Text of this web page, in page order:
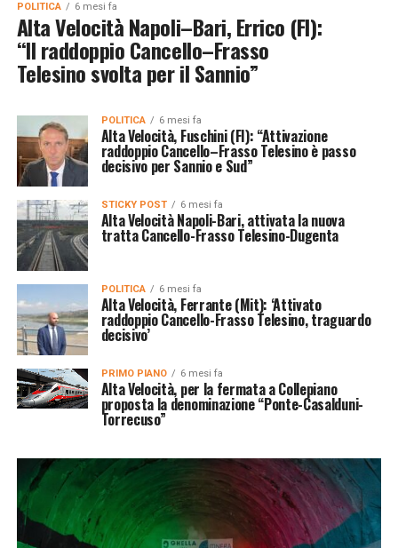
POLITICA 6 mesi fa
Alta Velocità Napoli–Bari, Errico (FI):
“Il raddoppio Cancello–Frasso
Telesino svolta per il Sannio”
POLITICA 6 mesi fa
Alta Velocità, Fuschini (FI): “Attivazione
raddoppio Cancello–Frasso Telesino è passo
decisivo per Sannio e Sud”
STICKY POST 6 mesi fa
Alta Velocità Napoli-Bari, attivata la nuova
tratta Cancello-Frasso Telesino-Dugenta
POLITICA 6 mesi fa
Alta Velocità, Ferrante (Mit): ‘Attivato
raddoppio Cancello-Frasso Telesino, traguardo
decisivo’
PRIMO PIANO 6 mesi fa
Alta Velocità, per la fermata a Collepiano
proposta la denominazione “Ponte-Casalduni-
Torrecuso”